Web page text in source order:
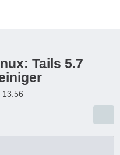
Tails 5.7
13:56